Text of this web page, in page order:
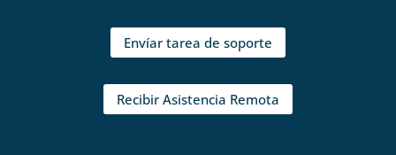
Envíar tarea de soporte
Recibir Asistencia Remota